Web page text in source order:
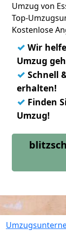
Umzug von
Top-
Kostenlose
✓ Wir
Umzug
✓ Schnell
erhalten!
✓ Finden
Umzug!